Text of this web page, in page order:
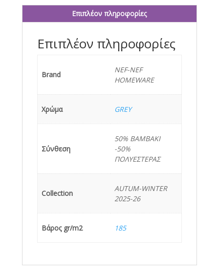
Επιπλέον πληροφορίες
Επιπλέον πληροφορίες
Brand
NEF-NEF
HOMEWARE
Χρώμα GREY
Σύνθεση
50% BAMBAKI
-50%
ΠΟΛΥΕΣΤΕΡΑΣ
Collection
AUTUM-WINTER
2025-26
Βάρος gr/m2 185